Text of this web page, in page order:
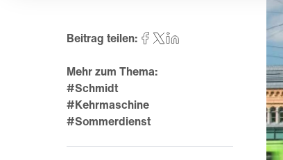
Beitrag teilen:
Mehr zum Thema:
#Schmidt
#Kehrmaschine
#Sommerdienst